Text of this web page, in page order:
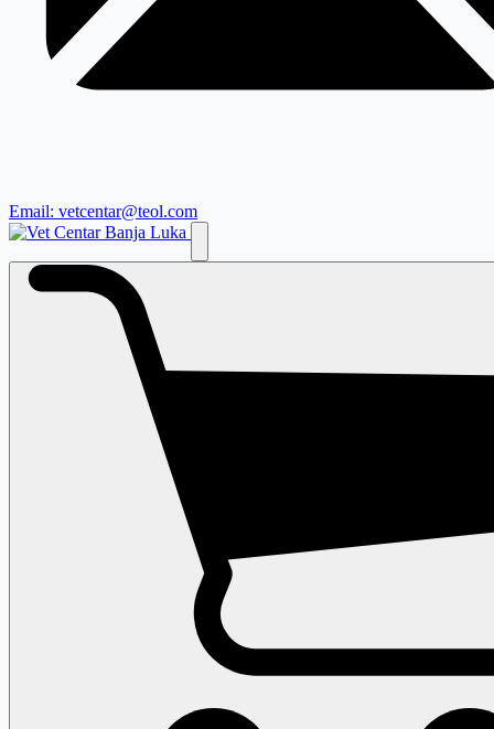
Email: vetcentar@teol.com